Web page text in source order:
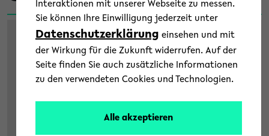
Interaktionen mit unserer Webseite zu messen.
Sie können Ihre Einwilligung jederzeit unter
Datenschutzerklärung einsehen und mit
der Wirkung für die Zukunft widerrufen. Auf der
Seite finden Sie auch zusätzliche Informationen
zu den verwendeten Cookies und Technologien.
Alle akzeptieren